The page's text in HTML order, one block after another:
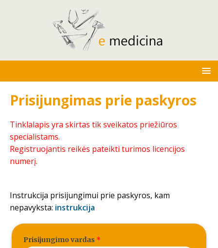
Prisijungimas prie paskyros
Tinklalapis yra skirtas tik sveikatos priežiūros
specialistams.
Registruojantis reikės pateikti turimos licencijos
numerį.
Instrukcija prisijungimui prie paskyros, kam
nepavyksta: instrukcija
Prisijungimo vardas *